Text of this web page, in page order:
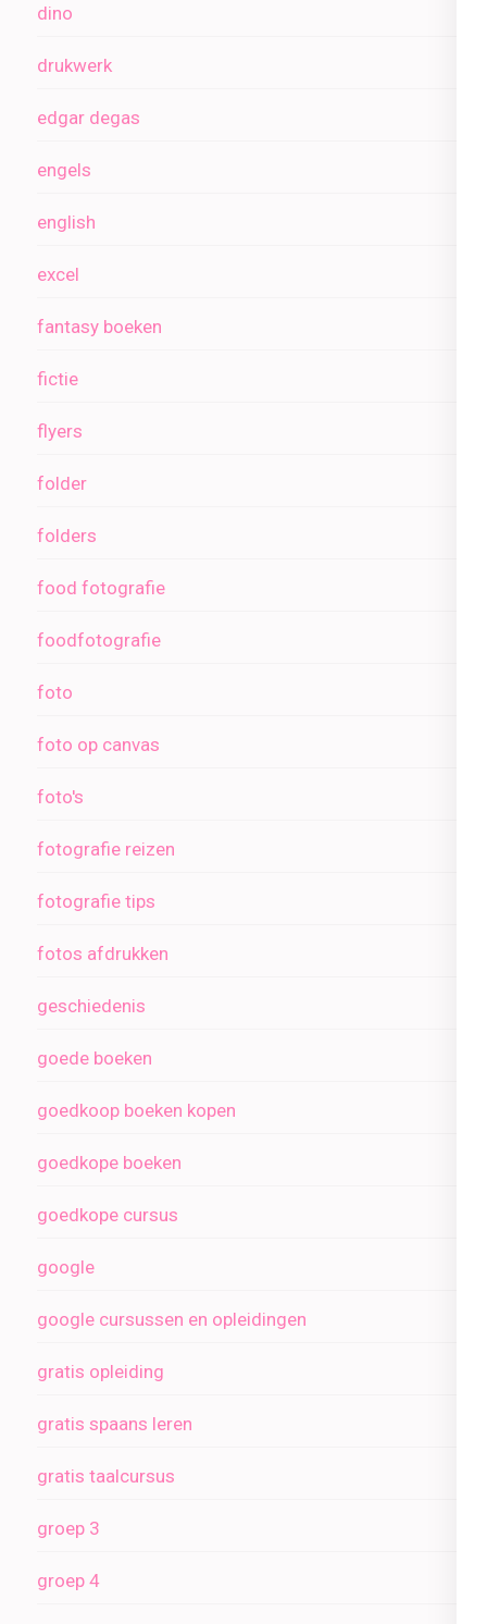
dino
drukwerk
edgar degas
engels
english
excel
fantasy boeken
fictie
flyers
folder
folders
food fotografie
foodfotografie
foto
foto op canvas
foto's
fotografie reizen
fotografie tips
fotos afdrukken
geschiedenis
goede boeken
goedkoop boeken kopen
goedkope boeken
goedkope cursus
google
google cursussen en opleidingen
gratis opleiding
gratis spaans leren
gratis taalcursus
groep 3
groep 4